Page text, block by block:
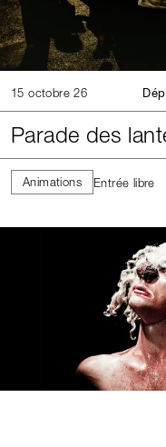
15 octobre 26
Parade des
Animations Entrée libre